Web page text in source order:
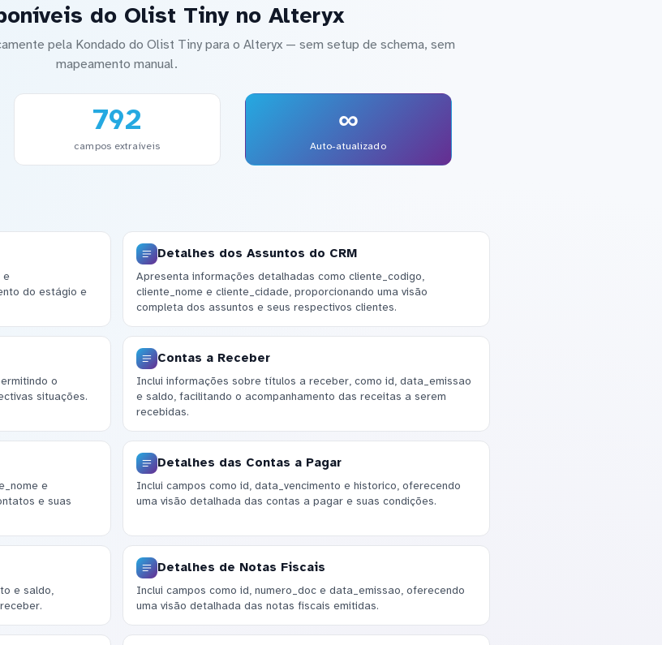
do Olist Tiny no Alteryx
pela Kondado do Olist Tiny para o Alteryx — sem setup de schema, sem
mapeamento manual.
792
campos extraíveis
∞
Auto-atualizado
e
do estágio e
Detalhes dos Assuntos do CRM
Apresenta informações detalhadas como cliente_codigo,
cliente_nome e cliente_cidade, proporcionando uma visão
completa dos assuntos e seus respectivos clientes.
o
situações.
Contas a Receber
Inclui informações sobre títulos a receber, como id, data_emissao
e saldo, facilitando o acompanhamento das receitas a serem
recebidas.
e
e suas
Detalhes das Contas a Pagar
Inclui campos como id, data_vencimento e historico, oferecendo
uma visão detalhada das contas a pagar e suas condições.
e saldo,
Detalhes de Notas Fiscais
Inclui campos como id, numero_doc e data_emissao, oferecendo
uma visão detalhada das notas fiscais emitidas.